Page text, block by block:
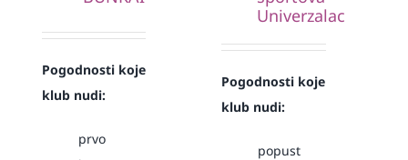
Pogodnosti koje
klub nudi:
prvo
Univerzalac
Pogodnosti koje
klub nudi:
popust